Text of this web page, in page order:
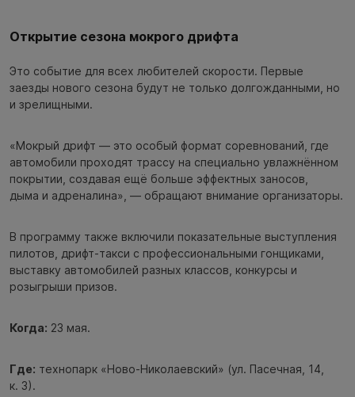
Открытие сезона мокрого дрифта
Это событие для всех любителей скорости. Первые
заезды нового сезона будут не только долгожданными, но
и зрелищными.
«Мокрый дрифт — это особый формат соревнований, где
автомобили проходят трассу на специально увлажнённом
покрытии, создавая ещё больше эффектных заносов,
дыма и адреналина», — обращают внимание организаторы.
В программу также включили показательные выступления
пилотов, дрифт-такси с профессиональными гонщиками,
выставку автомобилей разных классов, конкурсы и
розыгрыши призов.
Когда: 23 мая.
Где: технопарк «Ново-Николаевский» (ул. Пасечная, 14,
к. 3).